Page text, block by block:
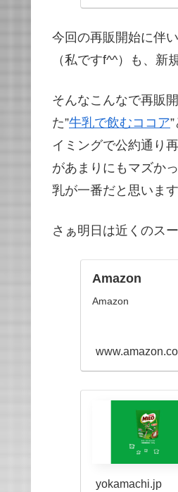
今回の再販開始に伴
（私ですf^^）も、新
そんなこんなで再販
た”牛乳で飲むココア
イミングで公約通り
があまりにもマズか
乳が一番だと思いま
さぁ明日は近くのス
Amazon
Amazon
yokamachi.jp